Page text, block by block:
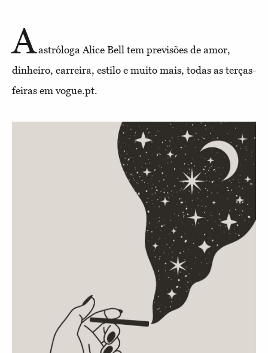
Aastróloga Alice Bell tem previsões de amor,
dinheiro, carreira, estilo e muito mais, todas as terças-
feiras em vogue.pt.